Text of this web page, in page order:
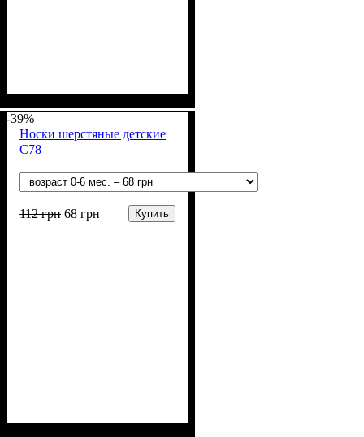
-39%
Носки шерстяные детские
С78
112грн 68 грн Купить